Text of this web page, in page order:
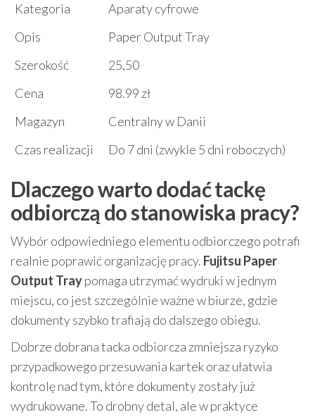
Kategoria
Aparaty cyfrowe
Opis
Paper Output Tray
Szerokość
25,50
Cena
98.99 zł
Magazyn
Centralny w Danii
Czas realizacji
Do 7 dni (zwykle 5 dni roboczych)
Dlaczego warto dodać tackę
odbiorczą do stanowiska pracy?
Wybór odpowiedniego elementu odbiorczego potrafi
realnie poprawić organizację pracy. Fujitsu Paper
Output Traypomaga utrzymać wydruki w jednym
miejscu, co jest szczególnie ważne w biurze, gdzie
dokumenty szybko trafiają do dalszego obiegu.
Dobrze dobrana tacka odbiorcza zmniejsza ryzyko
przypadkowego przesuwania kartek oraz ułatwia
kontrolę nad tym, które dokumenty zostały już
wydrukowane. To drobny detal, ale w praktyce